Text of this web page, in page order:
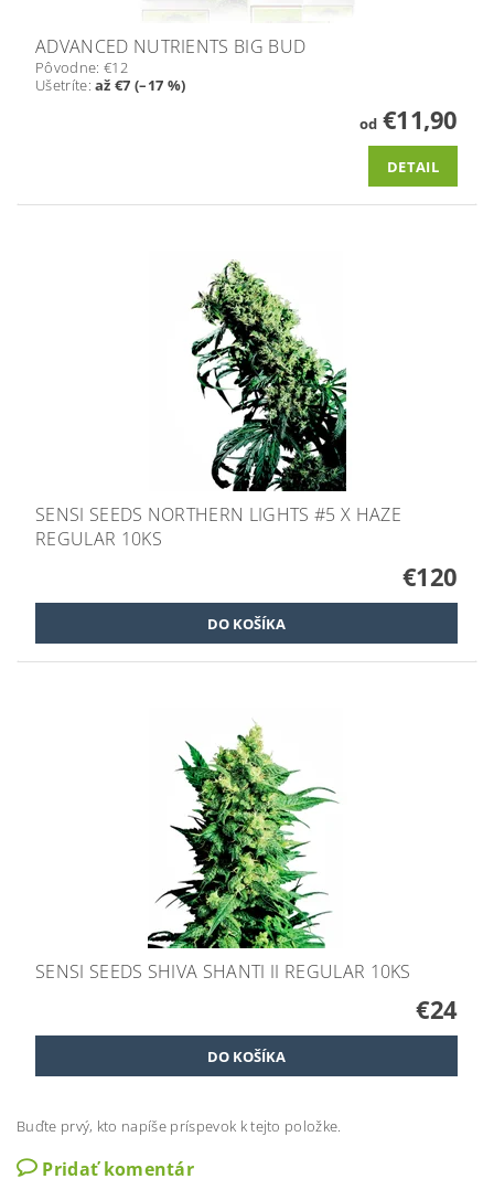
ADVANCED NUTRIENTS BIG BUD
Pôvodne: €12
Ušetríte:až €7 (–17 %)
od€11,90
DETAIL
SENSI SEEDS NORTHERN LIGHTS #5 X HAZE
REGULAR 10KS
€120
SENSI SEEDS SHIVA SHANTI II REGULAR 10KS
€24
Buďte prvý, kto napíše príspevok k tejto položke.
Pridať komentár